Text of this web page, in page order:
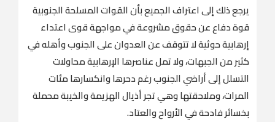
يرجع ذلك إلى اعتراف الجميع بأن القوات المسلحة الجنوبية
قوة دفاع عن حقوق مشروعة في مواجهة قوى اعتداء
إرهابية حوثية لا تتوقف عن العدوان على الجنوب وأهله في
كثير من الجبهات، ولا تمل عناصرها الإرهابية محاولات
التسلل إلى أراضي الجنوب رغم دحرها وانكسارها مئات
المرات، وملاحقتها وهي تجر أذيال الهزيمة والخيبة محملة
بخسائر فادحة في الأرواح والعتاد.